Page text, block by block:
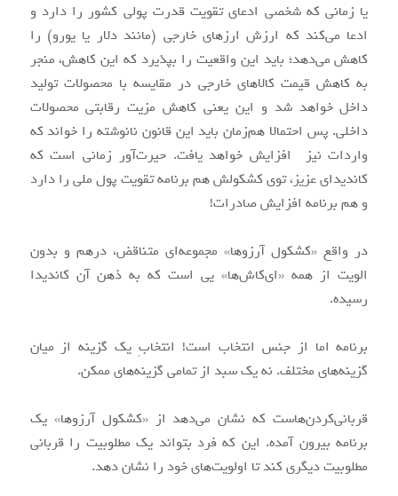
یا زمانی که شخصی ادعای تقویت قدرت پولی کشور را دارد و
ادعا می‌کند که ارزش ارزهای خارجی (مانند دلار یا یورو) را
کاهش می‌دهد؛ باید این واقعیت را بپذیرد که این کاهش، منجر
به کاهش قیمت کالاهای خارجی در مقایسه با محصولات تولید
داخل خواهد شد و این یعنی کاهش مزیت رقابتی محصولات
داخلی. پس احتمالا هم‌زمان باید این قانون نانوشته را خواند که
واردات نیز افزایش خواهد یافت. حیرت‌آور زمانی است که
کاندیدای عزیز، توی کشکولش هم برنامه تقویت پول ملی را دارد
و هم برنامه افزایش صادرات!
در واقع «کشکول آرزوها» مجموعه‌ای متناقض، درهم و بدون
الویت از همه «ای‌کاش‌ها» یی است که به ذهن آن کاندیدا
رسیده.
برنامه اما از جنس انتخاب است! انتخابِ یک گزینه از میان
گزینه‌های مختلف. نه یک سبد از تمامی گزینه‌های ممکن.
قربانی‌کردن‌هاست که نشان می‌دهد از «کشکول آرزوها» یک
برنامه بیرون آمده. این که فرد بتواند یک مطلوبیت را قربانی
مطلوبیت دیگری کند تا اولویت‌های خود را نشان دهد.